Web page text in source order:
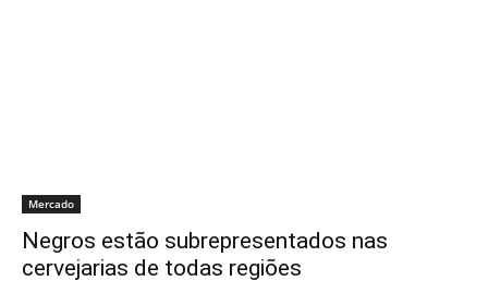
Mercado
Negros estão subrepresentados nas
cervejarias de todas regiões